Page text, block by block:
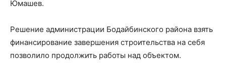
Юмашев.
Решение администрации Бодайбинского района взять
финансирование завершения строительства на себя
позволило продолжить работы над объектом.